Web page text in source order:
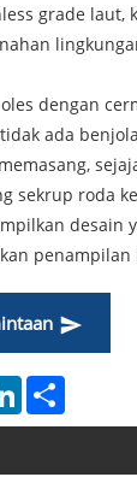
grade laut,
dengan
ada
sekrup roda
desain
LinkedIn